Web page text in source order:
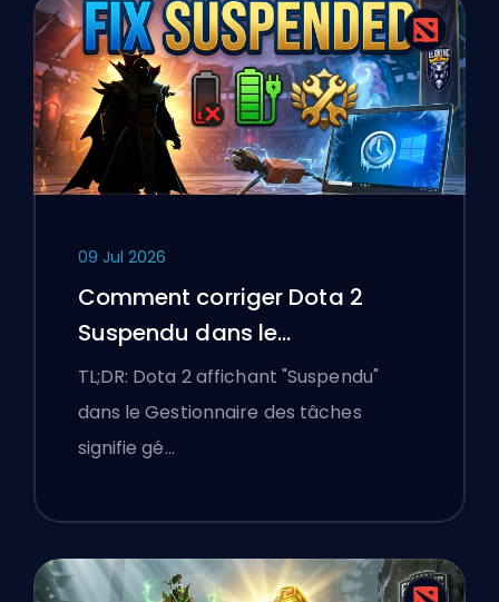
09 Jul 2026
Comment corriger Dota 2
Suspendu dans le
Gestionnaire des tâches sur
un ordinateur portable
Windows
TL;DR: Dota 2 affichant "Suspendu"
dans le Gestionnaire des tâches
signifie gé…